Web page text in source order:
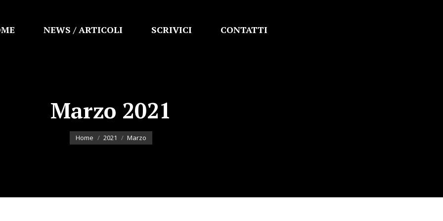
NEWS / ARTICOLI SCRIVICI CONTATTI
Marzo 2021
You are here:
Home 2021 Marzo